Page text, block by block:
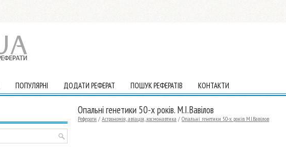
ПОПУЛЯРНІ ДОДАТИ РЕФЕРАТ ПОШУК РЕФЕРАТІВ КОНТАКТИ
Опальні генетики 50-х років. М.І.Вавілов
Реферати / Астрономія, авіація, космонавтика / Опальні генетики 50-х років. М.І.Вавілов